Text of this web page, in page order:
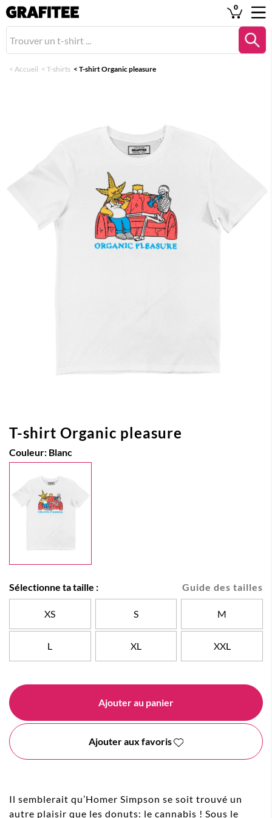
0
< Accueil < T-shirts < T-shirt Organic pleasure
T-shirt Organic pleasure
Couleur: Blanc
Guide des tailles
Sélectionne ta taille :
XS S M
L XL XXL
Ajouter au panier
Ajouter aux favoris
Il semblerait qu’Homer Simpson se soit trouvé un
autre plaisir que les donuts: le cannabis ! Sous le